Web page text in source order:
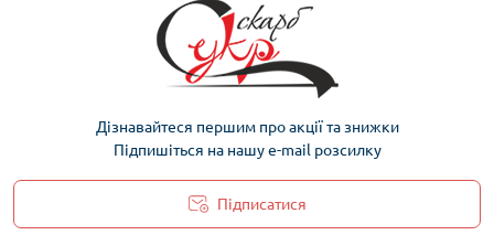
Дізнавайтеся першим про акції та знижки
Підпишіться на нашу e-mail розсилку
Підписатися